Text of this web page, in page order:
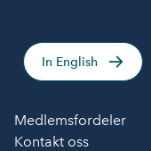
In English
Medlemsfordeler
Kontakt oss